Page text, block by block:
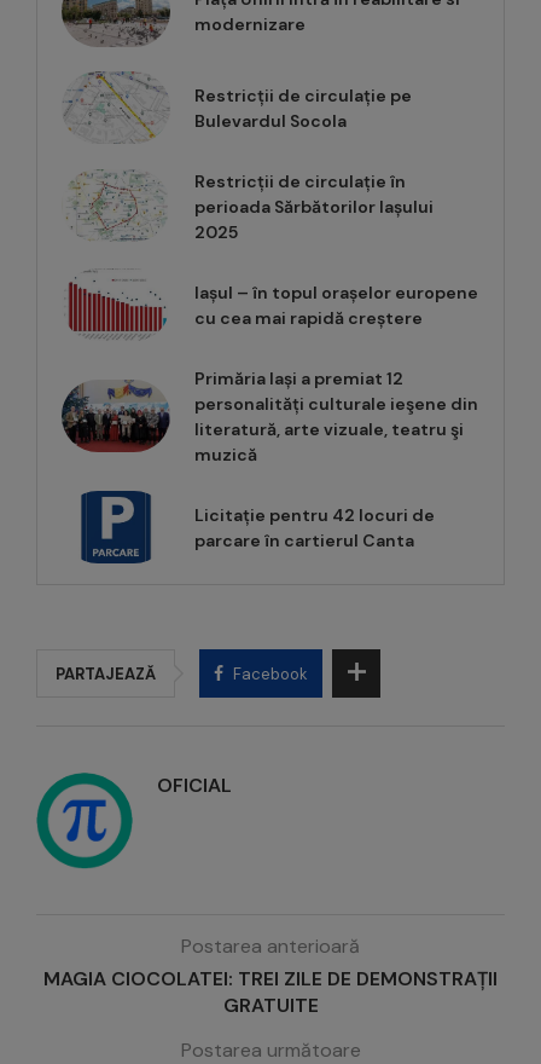
modernizare
Restricții de circulație pe
Bulevardul Socola
Restricții de circulație în
perioada Sărbătorilor Iașului
2025
Iașul – în topul orașelor europene
cu cea mai rapidă creștere
Primăria Iași a premiat 12
personalități culturale ieşene din
literatură, arte vizuale, teatru şi
muzică
Licitație pentru 42 locuri de
parcare în cartierul Canta
PARTAJEAZĂ Facebook
OFICIAL
Postarea anterioară
MAGIA CIOCOLATEI: TREI ZILE DE DEMONSTRAȚII
GRATUITE
Postarea următoare